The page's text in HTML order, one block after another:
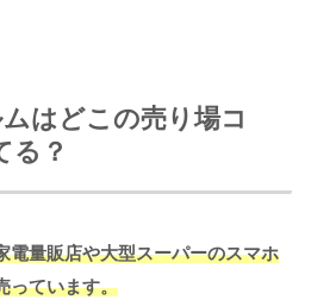
はどこの売り場コ
る？
電量販店や大型スーパーのスマホ
っています。